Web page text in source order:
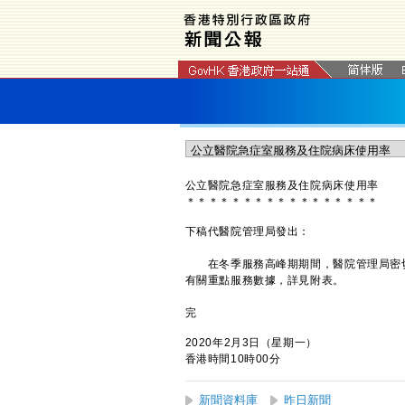
公立醫院急症室服務及住院病床使用率
＊ ＊ ＊ ＊ ＊ ＊ ＊ ＊ ＊ ＊ ＊ ＊ ＊ ＊ ＊ ＊ ＊
下稿代醫院管理局發出：
在冬季服務高峰期期間，醫院管理局密
有關重點服務數據，詳見附表。
完
2020年2月3日（星期一）
香港時間10時00分
新聞資料庫 昨日新聞